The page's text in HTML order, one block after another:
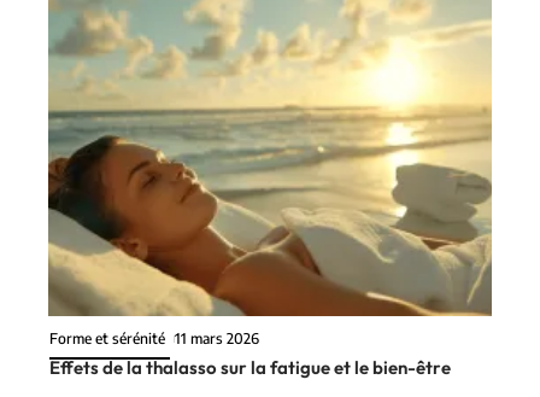
Forme et sérénité 11 mars 2026
Effets de la thalasso sur la fatigue et le bien-être